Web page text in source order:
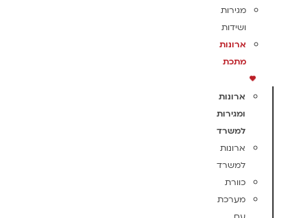
מגירות
ושידות
ארונות
מתכת
ארונות
ומגירות
למשרד
ארונות
למשרד
כוורת
מערכת